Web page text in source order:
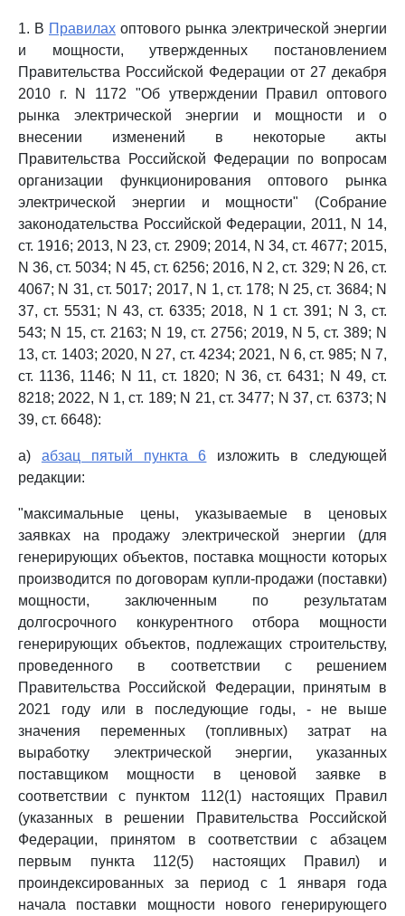
1. В Правилах оптового рынка электрической энергии
и мощности, утвержденных постановлением
Правительства Российской Федерации от 27 декабря
2010 г. N 1172 "Об утверждении Правил оптового
рынка электрической энергии и мощности и о
внесении изменений в некоторые акты
Правительства Российской Федерации по вопросам
организации функционирования оптового рынка
электрической энергии и мощности" (Собрание
законодательства Российской Федерации, 2011, N 14,
ст. 1916; 2013, N 23, ст. 2909; 2014, N 34, ст. 4677; 2015,
N 36, ст. 5034; N 45, ст. 6256; 2016, N 2, ст. 329; N 26, ст.
4067; N 31, ст. 5017; 2017, N 1, ст. 178; N 25, ст. 3684; N
37, ст. 5531; N 43, ст. 6335; 2018, N 1 ст. 391; N 3, ст.
543; N 15, ст. 2163; N 19, ст. 2756; 2019, N 5, ст. 389; N
13, ст. 1403; 2020, N 27, ст. 4234; 2021, N 6, ст. 985; N 7,
ст. 1136, 1146; N 11, ст. 1820; N 36, ст. 6431; N 49, ст.
8218; 2022, N 1, ст. 189; N 21, ст. 3477; N 37, ст. 6373; N
39, ст. 6648):
а) абзац пятый пункта 6 изложить в следующей
редакции:
"максимальные цены, указываемые в ценовых
заявках на продажу электрической энергии (для
генерирующих объектов, поставка мощности которых
производится по договорам купли-продажи (поставки)
мощности, заключенным по результатам
долгосрочного конкурентного отбора мощности
генерирующих объектов, подлежащих строительству,
проведенного в соответствии с решением
Правительства Российской Федерации, принятым в
2021 году или в последующие годы, - не выше
значения переменных (топливных) затрат на
выработку электрической энергии, указанных
поставщиком мощности в ценовой заявке в
соответствии с пунктом 112(1) настоящих Правил
(указанных в решении Правительства Российской
Федерации, принятом в соответствии с абзацем
первым пункта 112(5) настоящих Правил) и
проиндексированных за период с 1 января года
начала поставки мощности нового генерирующего